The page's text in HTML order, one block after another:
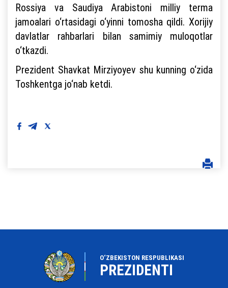
Rossiya va Saudiya Arabistoni milliy terma
jamoalari o‘rtasidagi o‘yinni tomosha qildi. Xorijiy
davlatlar rahbarlari bilan samimiy muloqotlar
o‘tkazdi.
Prezident Shavkat Mirziyoyev shu kunning o‘zida
Toshkentga jo‘nab ketdi.
O‘ZBEKISTON RESPUBLIKASI
PREZIDENTI